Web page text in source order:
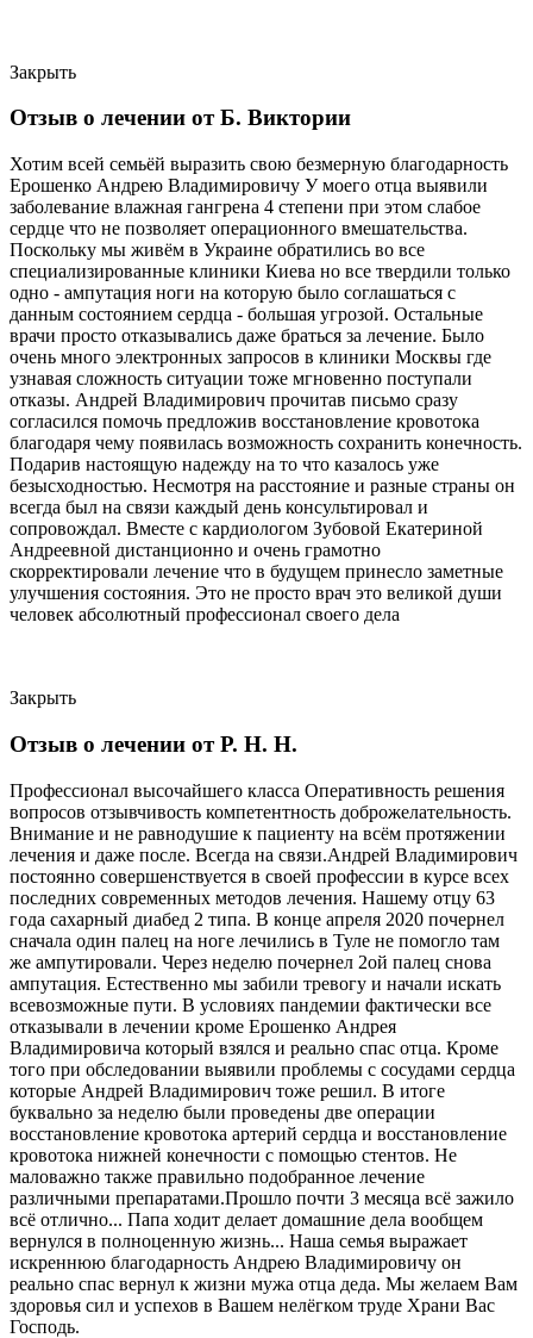
Закрыть
Отзыв о лечении от Б. Виктории
Хотим всей семьёй выразить свою безмерную благодарность
Ерошенко Андрею Владимировичу У моего отца выявили
заболевание влажная гангрена 4 степени при этом слабое
сердце что не позволяет операционного вмешательства.
Поскольку мы живём в Украине обратились во все
специализированные клиники Киева но все твердили только
одно - ампутация ноги на которую было соглашаться с
данным состоянием сердца - большая угрозой. Остальные
врачи просто отказывались даже браться за лечение. Было
очень много электронных запросов в клиники Москвы где
узнавая сложность ситуации тоже мгновенно поступали
отказы. Андрей Владимирович прочитав письмо сразу
согласился помочь предложив восстановление кровотока
благодаря чему появилась возможность сохранить конечность.
Подарив настоящую надежду на то что казалось уже
безысходностью. Несмотря на расстояние и разные страны он
всегда был на связи каждый день консультировал и
сопровождал. Вместе с кардиологом Зубовой Екатериной
Андреевной дистанционно и очень грамотно
скорректировали лечение что в будущем принесло заметные
улучшения состояния. Это не просто врач это великой души
человек абсолютный профессионал своего дела
Закрыть
Отзыв о лечении от Р. Н. Н.
Профессионал высочайшего класса Оперативность решения
вопросов отзывчивость компетентность доброжелательность.
Внимание и не равнодушие к пациенту на всём протяжении
лечения и даже после. Всегда на связи.Андрей Владимирович
постоянно совершенствуется в своей профессии в курсе всех
последних современных методов лечения. Нашему отцу 63
года сахарный диабед 2 типа. В конце апреля 2020 почернел
сначала один палец на ноге лечились в Туле не помогло там
же ампутировали. Через неделю почернел 2ой палец снова
ампутация. Естественно мы забили тревогу и начали искать
всевозможные пути. В условиях пандемии фактически все
отказывали в лечении кроме Ерошенко Андрея
Владимировича который взялся и реально спас отца. Кроме
того при обследовании выявили проблемы с сосудами сердца
которые Андрей Владимирович тоже решил. В итоге
буквально за неделю были проведены две операции
восстановление кровотока артерий сердца и восстановление
кровотока нижней конечности с помощью стентов. Не
маловажно также правильно подобранное лечение
различными препаратами.Прошло почти 3 месяца всё зажило
всё отлично... Папа ходит делает домашние дела вообщем
вернулся в полноценную жизнь... Наша семья выражает
искреннюю благодарность Андрею Владимировичу он
реально спас вернул к жизни мужа отца деда. Мы желаем Вам
здоровья сил и успехов в Вашем нелёгком труде Храни Вас
Господь.